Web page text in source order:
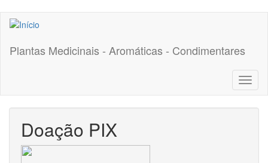
Pular
para
conteúdo
Plantas Medicinais - Aromáticas - Condimentares
Doação PIX